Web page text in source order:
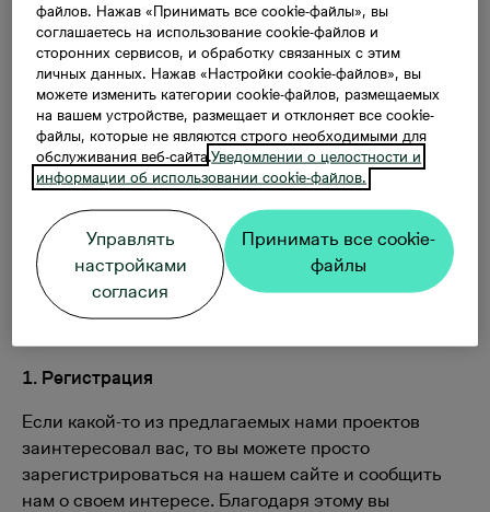
Процесс покупки
Покупка нового жилья может быть одним из
самых важных решений за всю вашу жизнь.
Мы хотим, чтобы этот процесс был для вас
простым и удобным.
Ниже мы приводим семь простых шагов, которые
приблизят вас к дому вашей мечты. В случае
возникновения вопросов смело связывайтесь с
1. Регистрация
Если какой-то из предлагаемых нами проектов
заинтересовал вас, то вы можете просто
зарегистрироваться на нашем сайте и сообщить
нам о своем интересе. Благодаря этому вы
файлов. Нажав «Принимать все cookie-файлы», вы
соглашаетесь на использование cookie-файлов и
сторонних сервисов, и обработку связанных с этим
личных данных. Нажав «Настройки cookie-файлов», вы
можете изменить категории cookie-файлов, размещаемых
на вашем устройстве, размещает и отклоняет все cookie-
файлы, которые не являются строго необходимыми для
обслуживания веб-сайта.Уведомлении о целостности и
информации об использовании cookie-файлов.
Управлять
настройками
согласия
Принимать все cookie-
файлы